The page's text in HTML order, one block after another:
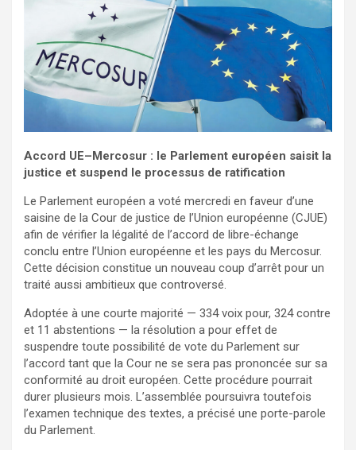
Accord UE–Mercosur : le Parlement européen saisit la
justice et suspend le processus de ratification
Le Parlement européen a voté mercredi en faveur d’une
saisine de la Cour de justice de l’Union européenne (CJUE)
afin de vérifier la légalité de l’accord de libre-échange
conclu entre l’Union européenne et les pays du Mercosur.
Cette décision constitue un nouveau coup d’arrêt pour un
traité aussi ambitieux que controversé.
Adoptée à une courte majorité — 334 voix pour, 324 contre
et 11 abstentions — la résolution a pour effet de
suspendre toute possibilité de vote du Parlement sur
l’accord tant que la Cour ne se sera pas prononcée sur sa
conformité au droit européen. Cette procédure pourrait
durer plusieurs mois. L’assemblée poursuivra toutefois
l’examen technique des textes, a précisé une porte-parole
du Parlement.